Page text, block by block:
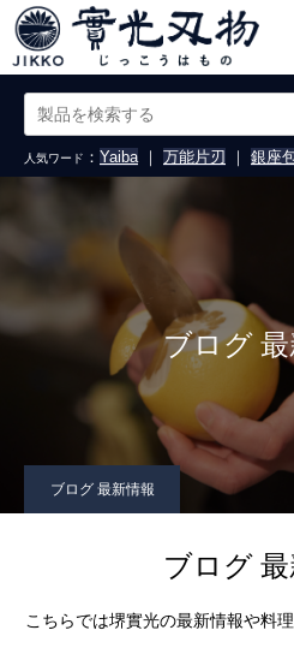
人気ワード ： Yaiba｜ 万能片刃 ｜ 銀座
ブログ 最
ブログ 最新情報
ブログ
こちらでは堺實光の最新情報や料